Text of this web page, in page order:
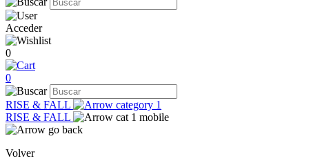
Acceder
0
0
RISE & FALL
RISE & FALL
Volver